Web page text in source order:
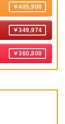
￥405,900
￥349,974
￥360,800